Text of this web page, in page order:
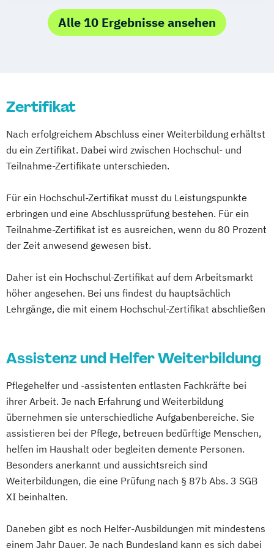
Palliative Care
Pflege- und Sozialmanager
Verfahrenspfleger
Grundlagen der Ethik in der Altenpflege
Krankheitsbilder des Alters
SGB XI)
Alle 10 Ergebnisse ansehen
Zertifikat
Nach erfolgreichem Abschluss einer Weiterbildung erhältst
du ein Zertifikat. Dabei wird zwischen Hochschul- und
Teilnahme-Zertifikate unterschieden.
Für ein Hochschul-Zertifikat musst du Leistungspunkte
erbringen und eine Abschlussprüfung bestehen. Für ein
Teilnahme-Zertifikat ist es ausreichen, wenn du 80 Prozent
der Zeit anwesend gewesen bist.
Daher ist ein Hochschul-Zertifikat auf dem Arbeitsmarkt
höher angesehen. Bei uns findest du hauptsächlich
Lehrgänge, die mit einem Hochschul-Zertifikat abschließen
Assistenz und Helfer Weiterbildung
Pflegehelfer und -assistenten entlasten Fachkräfte bei
ihrer Arbeit. Je nach Erfahrung und Weiterbildung
übernehmen sie unterschiedliche Aufgabenbereiche. Sie
assistieren bei der Pflege, betreuen bedürftige Menschen,
helfen im Haushalt oder begleiten demente Personen.
Besonders anerkannt und aussichtsreich sind
Weiterbildungen, die eine Prüfung nach § 87b Abs. 3 SGB
XI beinhalten.
Daneben gibt es noch Helfer-Ausbildungen mit mindestens
einem Jahr Dauer. Je nach Bundesland kann es sich dabei